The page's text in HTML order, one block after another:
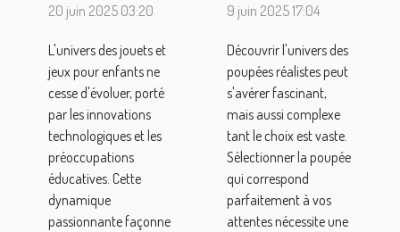
actuelles
dans les
jouets et
jeux pour
enfants
20 juin 2025 03:20
L'univers des jouets et
jeux pour enfants ne
cesse d'évoluer, porté
par les innovations
technologiques et les
préoccupations
éducatives. Cette
dynamique
passionnante façonne
poupée
réaliste
pour vos
besoins
9 juin 2025 17:04
Découvrir l'univers des
poupées réalistes peut
s'avérer fascinant,
mais aussi complexe
tant le choix est vaste.
Sélectionner la poupée
qui correspond
parfaitement à vos
attentes nécessite une